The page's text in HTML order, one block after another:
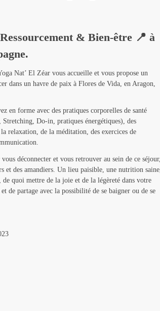
& Bien-être 📍 à
Nat’ El Zéar vous accueille et vous propose un
dans un havre de paix à Flores de Vida, en Aragon,
en forme avec des pratiques corporelles de santé
Do-in, pratiques énergétiques), des
relaxation, de la méditation, des exercices de
déconnecter et vous retrouver au sein de ce séjour,
et des amandiers. Un lieu paisible, une nutrition saine,
quoi mettre de la joie et de la légèreté dans votre
de partage avec la possibilité de se baigner ou de se